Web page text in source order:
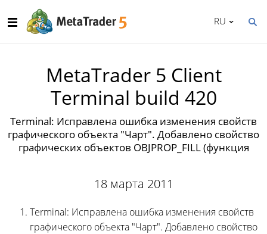
RU
MetaTrader 5 Client
Terminal build 420
Terminal: Исправлена ошибка изменения свойств
графического объекта "Чарт". Добавлено свойство
графических объектов OBJPROP_FILL (функция
18 марта 2011
Terminal: Исправлена ошибка изменения свойств
графического объекта "Чарт". Добавлено свойство